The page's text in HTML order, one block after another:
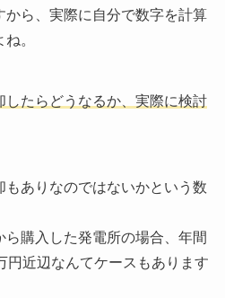
から、実際に自分で数字を計算
。
したらどうなるか、実際に検討
ありなのではないかという数
購入した発電所の場合、年間
円近辺なんてケースもあります